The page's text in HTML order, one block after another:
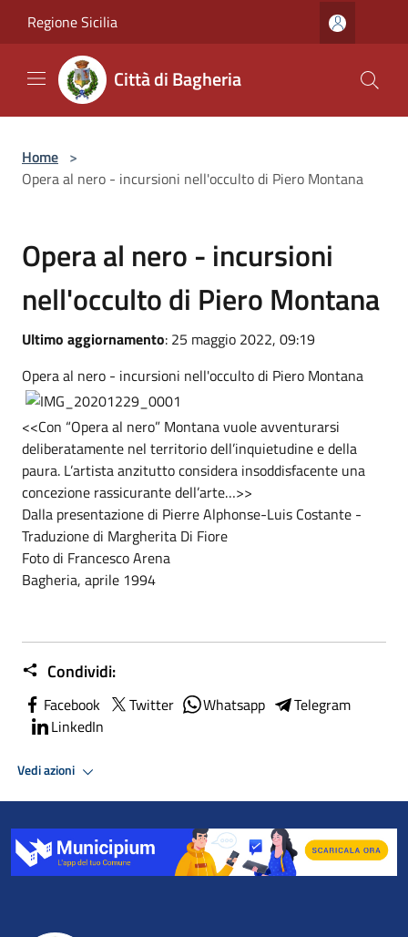
Regione Sicilia
Città di Bagheria
Home >
Opera al nero - incursioni nell'occulto di Piero Montana
Opera al nero - incursioni
nell'occulto di Piero Montana
Ultimo aggiornamento: 25 maggio 2022, 09:19
Opera al nero - incursioni nell'occulto di Piero Montana
<<Con “Opera al nero” Montana vuole avventurarsi
deliberatamente nel territorio dell’inquietudine e della
paura. L’artista anzitutto considera insoddisfacente una
concezione rassicurante dell’arte…>>
Dalla presentazione di Pierre Alphonse-Luis Costante -
Traduzione di Margherita Di Fiore
Foto di Francesco Arena
Bagheria, aprile 1994
Condividi:
Facebook Twitter Whatsapp
Telegram
LinkedIn
Vedi azioni